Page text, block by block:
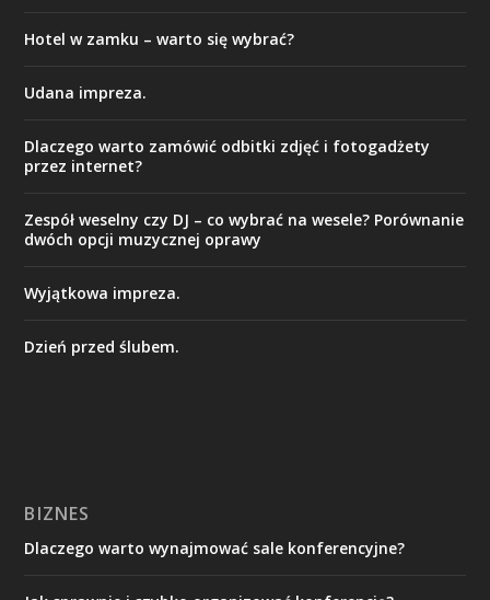
Hotel w zamku – warto się wybrać?
Udana impreza.
Dlaczego warto zamówić odbitki zdjęć i fotogadżety
przez internet?
Zespół weselny czy DJ – co wybrać na wesele? Porównanie
dwóch opcji muzycznej oprawy
Wyjątkowa impreza.
Dzień przed ślubem.
BIZNES
Dlaczego warto wynajmować sale konferencyjne?